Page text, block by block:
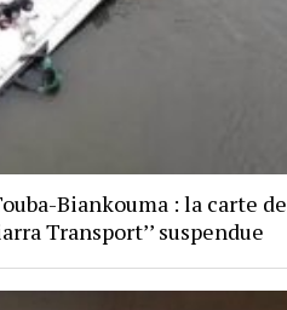
Biankouma : la carte de
Transport’’ suspendue